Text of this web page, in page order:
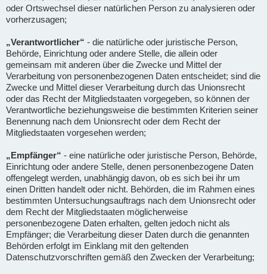
oder Ortswechsel dieser natürlichen Person zu analysieren oder
vorherzusagen;
„Verantwortlicher“ - die natürliche oder juristische Person,
Behörde, Einrichtung oder andere Stelle, die allein oder
gemeinsam mit anderen über die Zwecke und Mittel der
Verarbeitung von personenbezogenen Daten entscheidet; sind die
Zwecke und Mittel dieser Verarbeitung durch das Unionsrecht
oder das Recht der Mitgliedstaaten vorgegeben, so können der
Verantwortliche beziehungsweise die bestimmten Kriterien seiner
Benennung nach dem Unionsrecht oder dem Recht der
Mitgliedstaaten vorgesehen werden;
„Empfänger“ - eine natürliche oder juristische Person, Behörde,
Einrichtung oder andere Stelle, denen personenbezogene Daten
offengelegt werden, unabhängig davon, ob es sich bei ihr um
einen Dritten handelt oder nicht. Behörden, die im Rahmen eines
bestimmten Untersuchungsauftrags nach dem Unionsrecht oder
dem Recht der Mitgliedstaaten möglicherweise
personenbezogene Daten erhalten, gelten jedoch nicht als
Empfänger; die Verarbeitung dieser Daten durch die genannten
Behörden erfolgt im Einklang mit den geltenden
Datenschutzvorschriften gemäß den Zwecken der Verarbeitung;